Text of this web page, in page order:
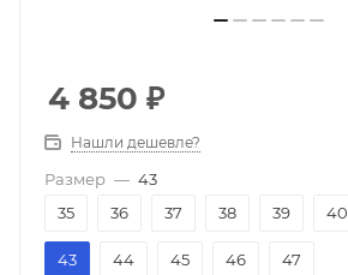
4 850 ₽
Нашли дешевле?
Размер — 43
35
36 37 38 39 40
43 44 45 46 47